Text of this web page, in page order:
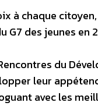
à chaque
G7 des jeunes
du
leur
avec les